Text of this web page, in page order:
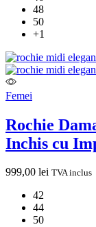
48
50
+1
Femei
Rochie
Inchis cu
999,00 lei TVA inclus
42
44
50